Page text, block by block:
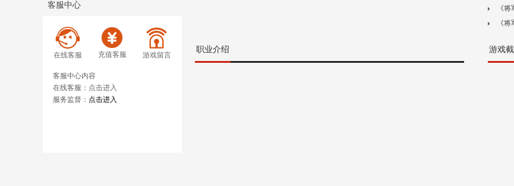
客服中心
在线客服 充值客服 游戏留言
客服中心内容
在线客服： 点击进入
服务监督： 点击进入
《
《
职业介绍 游戏